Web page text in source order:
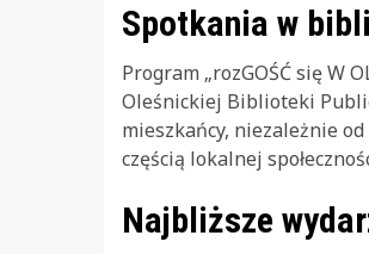
Spotkania w
Program „rozGOŚĆ się W
Oleśnickiej Biblioteki
mieszkańcy, niezależnie
częścią lokalnej
Najbliższe